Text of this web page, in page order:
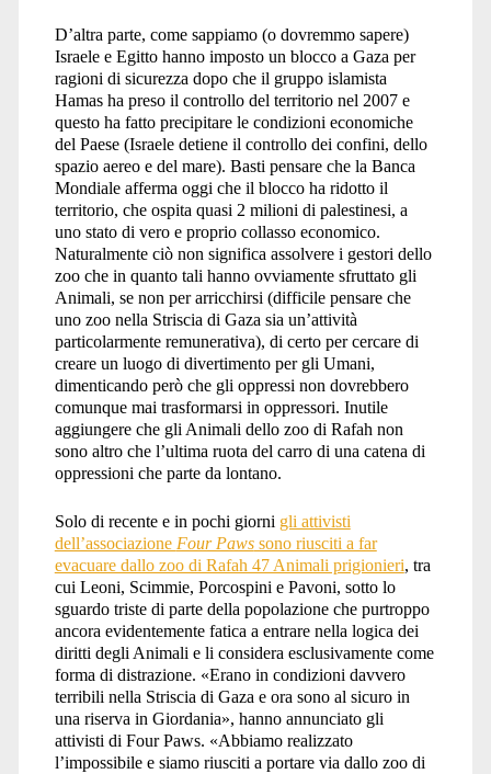
D’altra parte, come sappiamo (o dovremmo sapere)
Israele e Egitto hanno imposto un blocco a Gaza per
ragioni di sicurezza dopo che il gruppo islamista
Hamas ha preso il controllo del territorio nel 2007 e
questo ha fatto precipitare le condizioni economiche
del Paese (Israele detiene il controllo dei confini, dello
spazio aereo e del mare). Basti pensare che la Banca
Mondiale afferma oggi che il blocco ha ridotto il
territorio, che ospita quasi 2 milioni di palestinesi, a
uno stato di vero e proprio collasso economico.
Naturalmente ciò non significa assolvere i gestori dello
zoo che in quanto tali hanno ovviamente sfruttato gli
Animali, se non per arricchirsi (difficile pensare che
uno zoo nella Striscia di Gaza sia un’attività
particolarmente remunerativa), di certo per cercare di
creare un luogo di divertimento per gli Umani,
dimenticando però che gli oppressi non dovrebbero
comunque mai trasformarsi in oppressori. Inutile
aggiungere che gli Animali dello zoo di Rafah non
sono altro che l’ultima ruota del carro di una catena di
oppressioni che parte da lontano.
Solo di recente e in pochi giorni gli attivisti
dell’associazione Four Pawssono riusciti a far
evacuare dallo zoo di Rafah 47 Animali prigionieri, tra
cui Leoni, Scimmie, Porcospini e Pavoni, sotto lo
sguardo triste di parte della popolazione che purtroppo
ancora evidentemente fatica a entrare nella logica dei
diritti degli Animali e li considera esclusivamente come
forma di distrazione. «Erano in condizioni davvero
terribili nella Striscia di Gaza e ora sono al sicuro in
una riserva in Giordania», hanno annunciato gli
attivisti di Four Paws. «Abbiamo realizzato
l’impossibile e siamo riusciti a portare via dallo zoo di